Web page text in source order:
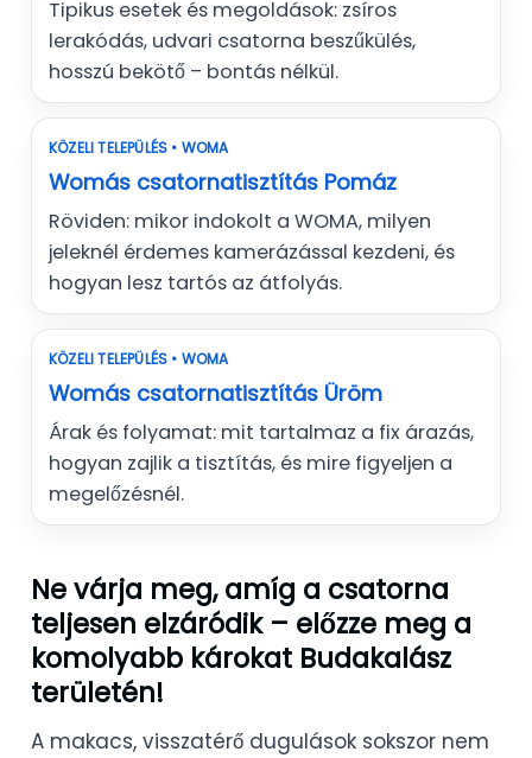
Tipikus esetek és megoldások: zsíros
lerakódás, udvari csatorna beszűkülés,
hosszú bekötő – bontás nélkül.
KÖZELI TELEPÜLÉS • WOMA
Womás csatornatisztítás Pomáz
Röviden: mikor indokolt a WOMA, milyen
jeleknél érdemes kamerázással kezdeni, és
hogyan lesz tartós az átfolyás.
KÖZELI TELEPÜLÉS • WOMA
Womás csatornatisztítás Üröm
Árak és folyamat: mit tartalmaz a fix árazás,
hogyan zajlik a tisztítás, és mire figyeljen a
megelőzésnél.
Ne várja meg, amíg a csatorna
teljesen elzáródik – előzze meg a
komolyabb károkat Budakalász
területén!
A makacs, visszatérő dugulások sokszor nem